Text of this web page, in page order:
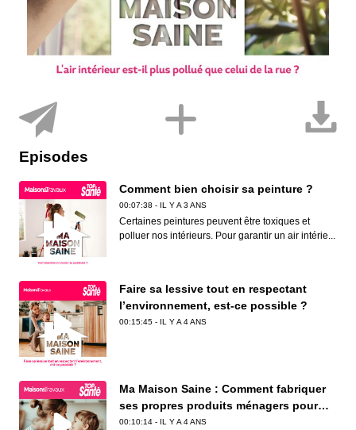
Episodes
Comment bien choisir sa peinture ?
00:07:38 - IL Y A 3 ANS
Certaines peintures peuvent être toxiques et
polluer nos intérieurs. Pour garantir un air intérie...
Faire sa lessive tout en respectant
l’environnement, est-ce possible ?
00:15:45 - IL Y A 4 ANS
Ma Maison Saine : Comment fabriquer
ses propres produits ménagers pour
entretenir sa maison au naturel ?
00:10:14 - IL Y A 4 ANS